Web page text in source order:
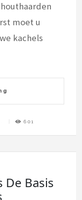
moet u
kachels
601
Basis